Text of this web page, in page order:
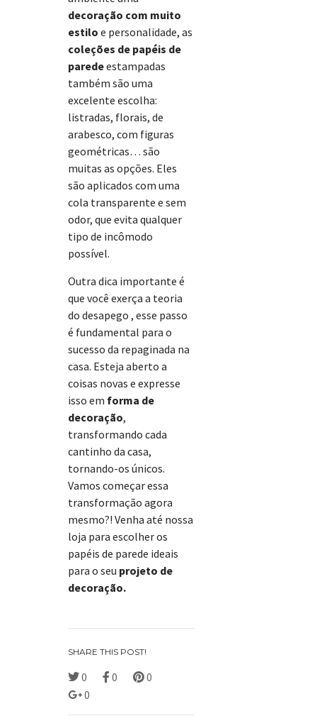
decoração com muito
estilo e personalidade, as
coleções de papéis de
paredeestampadas
também são uma
excelente escolha:
listradas, florais, de
arabesco, com figuras
geométricas… são
muitas as opções. Eles
são aplicados com uma
cola transparente e sem
odor, que evita qualquer
tipo de incômodo
possível.
Outra dica importante é
que você exerça a teoria
do desapego , esse passo
é fundamental para o
sucesso da repaginada na
casa. Esteja aberto a
coisas novas e expresse
isso em forma de
decoração,
transformando cada
cantinho da casa,
tornando-os únicos.
Vamos começar essa
transformação agora
mesmo?! Venha até nossa
loja para escolher os
papéis de parede ideais
para o seu projeto de
decoração.
SHARE THIS POST!
0 0
0
0